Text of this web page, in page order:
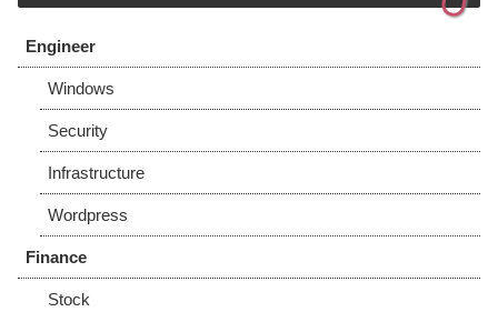
Engineer
Windows
Security
Infrastructure
Wordpress
Finance
Stock